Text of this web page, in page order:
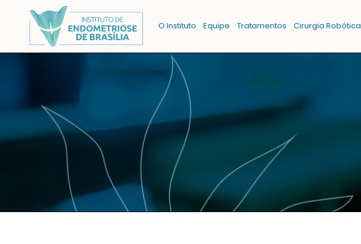
O Instituto Equipe Tratamentos Cirurgia Robótica